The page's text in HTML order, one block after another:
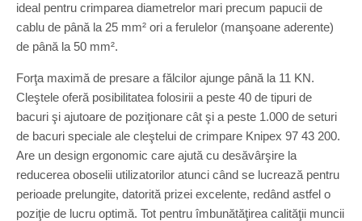
ideal pentru crimparea diametrelor mari precum papucii de
cablu de până la 25 mm² ori a ferulelor (manşoane aderente)
de până la 50 mm².
Forţa maximă de presare a fălcilor ajunge până la 11 KN.
Cleştele oferă posibilitatea folosirii a peste 40 de tipuri de
bacuri şi ajutoare de poziţionare cât şi a peste 1.000 de seturi
de bacuri speciale ale cleştelui de crimpare Knipex 97 43 200.
Are un design ergonomic care ajută cu desăvârşire la
reducerea oboselii utilizatorilor atunci când se lucrează pentru
perioade prelungite, datorită prizei excelente, redând astfel o
poziţie de lucru optimă. Tot pentru îmbunătăţirea calităţii muncii